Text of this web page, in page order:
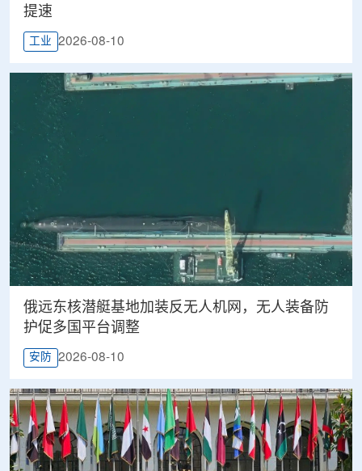
提速
工业 2026-08-10
俄远东核潜艇基地加装反无人机网，无人装备防
护促多国平台调整
安防 2026-08-10